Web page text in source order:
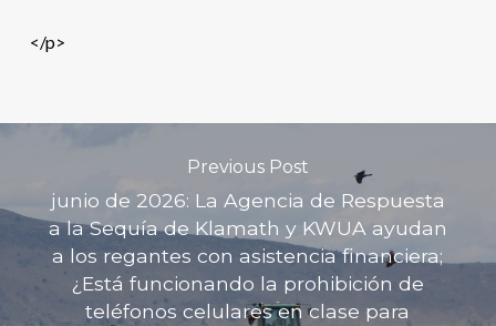
</p>
Previous Post
junio de 2026: La Agencia de Respuesta
a la Sequía de Klamath y KWUA ayudan
a los regantes con asistencia financiera;
¿Está funcionando la prohibición de
teléfonos celulares en clase para